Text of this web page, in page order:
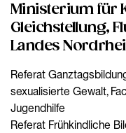
Ministerium für
Gleichstellung,
Landes
Referat
sexualisierte Gewalt,
Jugendhilfe
Referat Frühkindliche